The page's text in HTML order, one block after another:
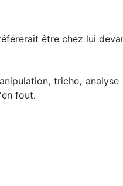
être chez lui
triche,
fout.